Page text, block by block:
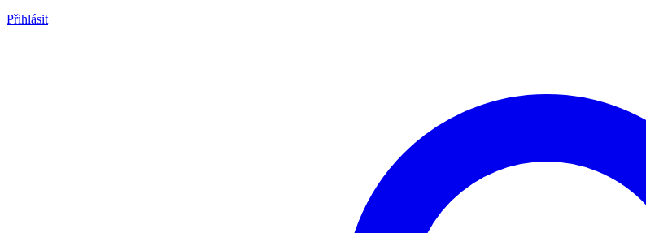
Přihlásit